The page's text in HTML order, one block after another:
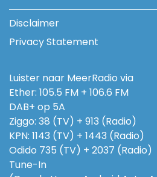
Disclaimer
Privacy Statement
Luister naar MeerRadio via
Ether: 105.5 FM + 106.6 FM
DAB+ op 5A
Ziggo: 38 (TV) + 913 (Radio)
KPN: 1143 (TV) + 1443 (Radio)
Odido 735 (TV) + 2037 (Radio)
Tune-In